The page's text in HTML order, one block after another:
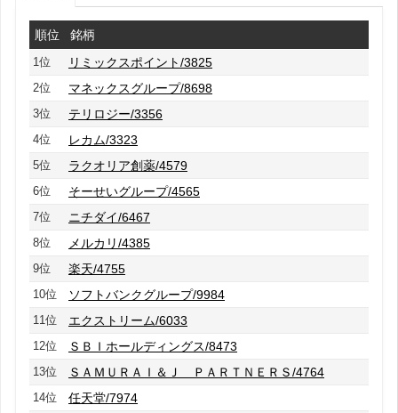
順位 銘柄
1位 リミックスポイント/3825
2位 マネックスグループ/8698
3位 テリロジー/3356
4位 レカム/3323
5位 ラクオリア創薬/4579
6位 そーせいグループ/4565
7位 ニチダイ/6467
8位 メルカリ/4385
9位 楽天/4755
10位 ソフトバンクグループ/9984
11位 エクストリーム/6033
12位 ＳＢＩホールディングス/8473
13位 ＳＡＭＵＲＡＩ＆Ｊ ＰＡＲＴＮＥＲＳ/4764
14位 任天堂/7974